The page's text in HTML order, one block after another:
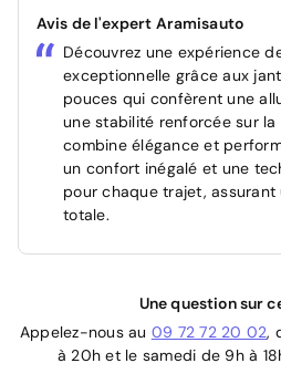
Avis de l'expert Aramisauto
Découvrez une expérience
exceptionnelle grâce aux
pouces qui confèrent une
une stabilité renforcée sur la
combine élégance et
un confort inégalé et une
pour chaque trajet,
totale.
Une question sur
Appelez-nous au 09 72 72 20 02,
à 20h et le samedi de 9h à